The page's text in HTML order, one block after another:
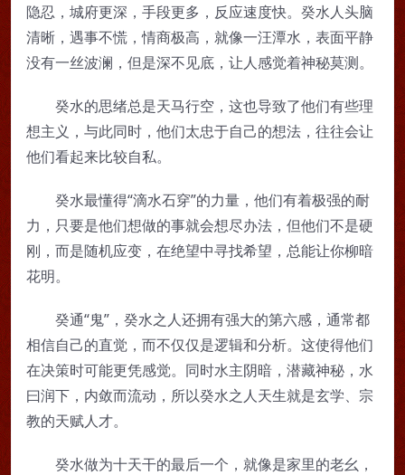
隐忍，城府更深，手段更多，反应速度快。癸水人头脑
清晰，遇事不慌，情商极高，就像一汪潭水，表面平静
没有一丝波澜，但是深不见底，让人感觉着神秘莫测。
癸水的思绪总是天马行空，这也导致了他们有些理
想主义，与此同时，他们太忠于自己的想法，往往会让
他们看起来比较自私。
癸水最懂得“滴水石穿”的力量，他们有着极强的耐
力，只要是他们想做的事就会想尽办法，但他们不是硬
刚，而是随机应变，在绝望中寻找希望，总能让你柳暗
花明。
癸通“鬼”，癸水之人还拥有强大的第六感，通常都
相信自己的直觉，而不仅仅是逻辑和分析。这使得他们
在决策时可能更凭感觉。同时水主阴暗，潜藏神秘，水
曰润下，内敛而流动，所以癸水之人天生就是玄学、宗
教的天赋人才。
癸水做为十天干的最后一个，就像是家里的老幺，